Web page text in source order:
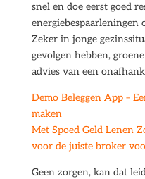
snel en doe eerst goed
energiebespaarleningen
Zeker in jonge
gevolgen hebben,
advies van een
Demo Beleggen App –
maken
Met Spoed Geld Lenen
voor de juiste broker
Geen zorgen, kan dat